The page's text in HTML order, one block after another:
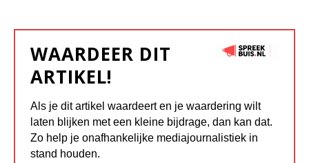
WAARDEER DIT
ARTIKEL!
Als je dit artikel waardeert en je waardering wilt
laten blijken met een kleine bijdrage, dan kan dat.
Zo help je onafhankelijke mediajournalistiek in
stand houden.